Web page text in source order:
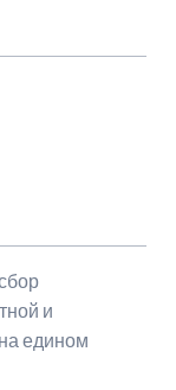
и
едином